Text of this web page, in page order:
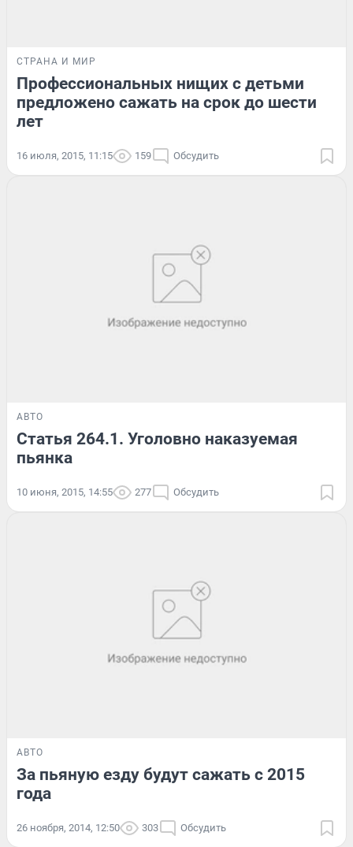
СТРАНА И МИР
Профессиональных нищих с детьми
предложено сажать на срок до шести
лет
16 июля, 2015, 11:15 159 Обсудить
АВТО
Статья 264.1. Уголовно наказуемая
пьянка
10 июня, 2015, 14:55 277 Обсудить
АВТО
За пьяную езду будут сажать с 2015
года
26 ноября, 2014, 12:50 303 Обсудить